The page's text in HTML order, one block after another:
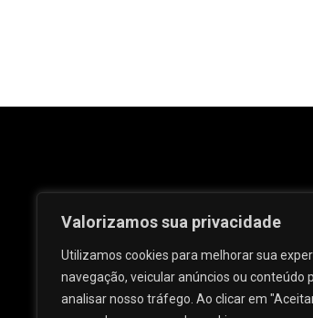
Valorizamos sua privacidade
Utilizamos cookies para melhorar sua
navegação, veicular anúncios ou conteúdo
analisar nosso tráfego. Ao clicar em